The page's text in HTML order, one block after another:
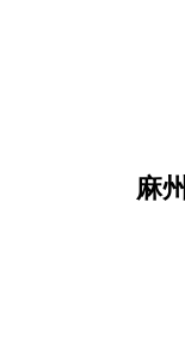
麻